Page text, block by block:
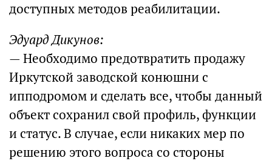
доступных методов реабилитации.
Эдуард Дикунов:
— Необходимо предотвратить продажу
Иркутской заводской конюшни с
ипподромом и сделать все, чтобы данный
объект сохранил свой профиль, функции
и статус. В случае, если никаких мер по
решению этого вопроса со стороны